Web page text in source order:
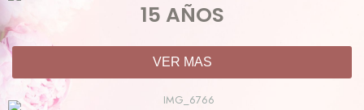
15 AÑOS
VER MAS